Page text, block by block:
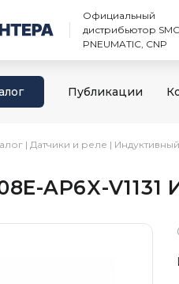
Официальный
дистрибьютор SMC
PNEUMATIC, CNP
Публикации
| Датчики и реле |
AP6X-